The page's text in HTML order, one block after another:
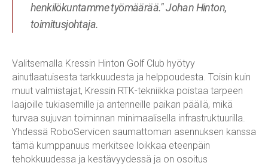
henkilökuntamme työmäärää." Johan Hinton,
toimitusjohtaja.
Valitsemalla Kressin Hinton Golf Club hyötyy
ainutlaatuisesta tarkkuudesta ja helppoudesta. Toisin kuin
muut valmistajat, Kressin RTK-tekniikka poistaa tarpeen
laajoille tukiasemille ja antenneille paikan päällä, mikä
turvaa sujuvan toiminnan minimaalisella infrastruktuurilla.
Yhdessä RoboServicen saumattoman asennuksen kanssa
tämä kumppanuus merkitsee loikkaa eteenpäin
tehokkuudessa ja kestävyydessä ja on osoitus